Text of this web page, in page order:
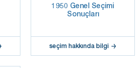
1950 Genel Seçimi
Sonuçları
seçim hakkında bilgi